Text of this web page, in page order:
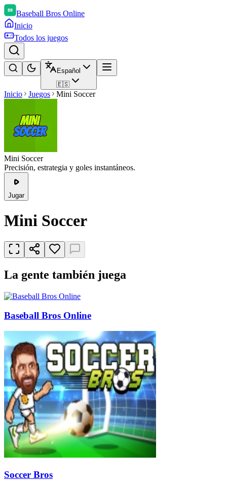
Baseball Bros Online
Inicio
Todos los juegos
Español
🇪🇸
Inicio Juegos Mini Soccer
Mini Soccer
Precisión, estrategia y goles instantáneos.
Jugar
Mini Soccer
La gente también juega
Baseball Bros Online
Soccer Bros